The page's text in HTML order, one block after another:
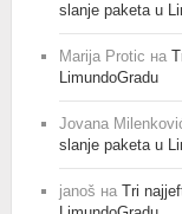
slanje paketa u
Marija Protic на
LimundoGradu
Jovana
slanje paketa u
janoš на Tri